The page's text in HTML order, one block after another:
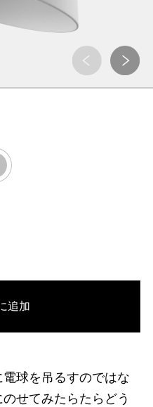
追加
球を吊るすのではな
せてみたらたらどう